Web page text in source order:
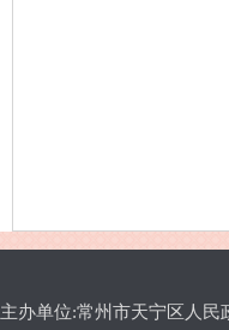
主办单位:常州市天宁区人民